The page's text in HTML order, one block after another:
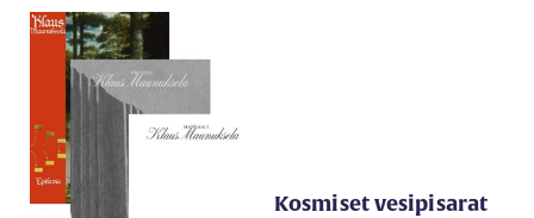
Kosmiset vesipisarat